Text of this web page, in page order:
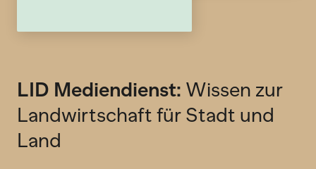
LID Mediendienst: Wissen zur
Landwirtschaft für Stadt und
Land